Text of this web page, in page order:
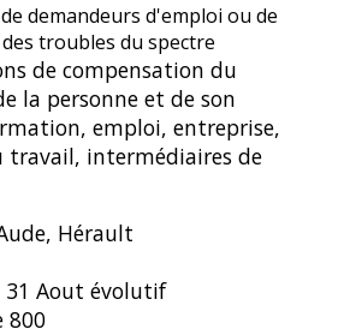
demandeurs d'emploi ou de
troubles du spectre
de compensation du
la personne et de son
emploi, entreprise,
travail, intermédiaires de
Hérault
31 Aout évolutif
800